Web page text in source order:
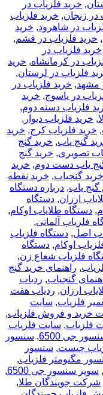
, خرید فلزیاب در
در زنجان, خرید فلزیاب
در شاهرود, خرید
, خرید فلزیاب در قشم,
خرید فلزیاب در
در کرمانشاه, خرید
فلزیاب در لرستان,
مشهد, خرید فلزیاب در
در یاسوج, خرید
فلزیاب دسته دوم,
, خرید فلزیاب دیوار ,
, خرید فلزیاب کرج, خرید
گنج یاب, خرید گنج
تصویری, خرید گنج
یاب دست دوم, خرید
خرید گنجیاب, خرید نقطه
یاب, درباره دستگاه
ارزان, دستگاه
, دستگاه طلایاب اوکام,
فلزیاب آلمانی,
اصل, دستگاه فلزیاب
اوکام, دستگاه
فلزیاب شعاع زن,
, راهنمای خرید گنج
گنجیاب, ردیاب
ارزان, ردیاب هفت
فلزیاب, سایت
خرید و فروش فلزیاب,
فلزیاب, سایت فلزیاب
جی 6500 , سنسور
چیست, سنسور
مگنومتر فلزیاب,
, سوپر سنسور جی 6500
,
شرکت جویندگان طلا,